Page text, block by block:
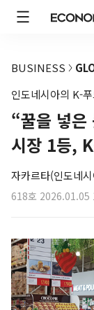
BUSINESS
인도네시아의 K-
“꿀을 넣은
시장 1등,
자카르타(인도네
618호 2026.01.05